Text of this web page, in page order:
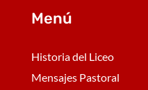
Menú
Historia del Liceo
Mensajes Pastoral